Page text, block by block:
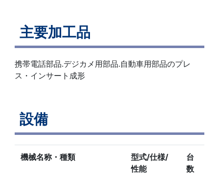
主要加工品
携帯電話部品.デジカメ用部品.自動車用部品のプレ
ス・インサート成形
設備
機械名称・種類
型式/仕様/
性能
台
数